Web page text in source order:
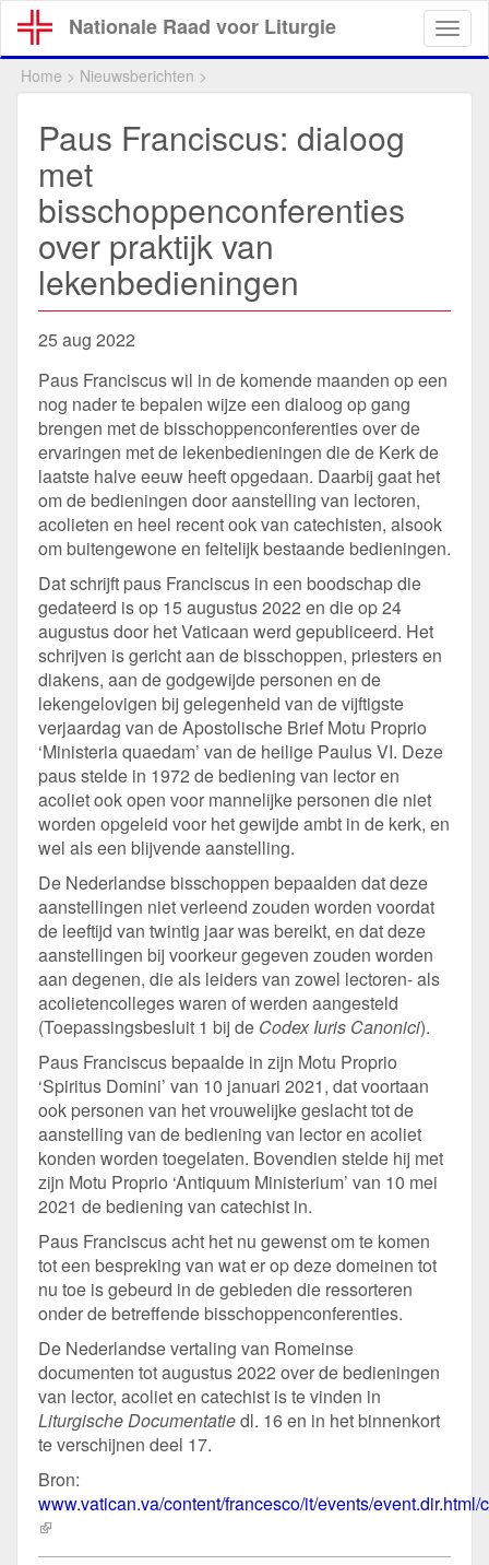
Overslaan
en
naar
Nationale Raad voor Liturgie
Home > Nieuwsberichten >
Paus Franciscus: dialoog
met
bisschoppenconferenties
over praktijk van
lekenbedieningen
25 aug 2022
Paus Franciscus wil in de komende maanden op een
nog nader te bepalen wijze een dialoog op gang
brengen met de bisschoppenconferenties over de
ervaringen met de lekenbedieningen die de Kerk de
laatste halve eeuw heeft opgedaan. Daarbij gaat het
om de bedieningen door aanstelling van lectoren,
acolieten en heel recent ook van catechisten, alsook
om buitengewone en feitelijk bestaande bedieningen.
Dat schrijft paus Franciscus in een boodschap die
gedateerd is op 15 augustus 2022 en die op 24
augustus door het Vaticaan werd gepubliceerd. Het
schrijven is gericht aan de bisschoppen, priesters en
diakens, aan de godgewijde personen en de
lekengelovigen bij gelegenheid van de vijftigste
verjaardag van de Apostolische Brief Motu Proprio
‘Ministeria quaedam’ van de heilige Paulus VI. Deze
paus stelde in 1972 de bediening van lector en
acoliet ook open voor mannelijke personen die niet
worden opgeleid voor het gewijde ambt in de kerk, en
wel als een blijvende aanstelling.
De Nederlandse bisschoppen bepaalden dat deze
aanstellingen niet verleend zouden worden voordat
de leeftijd van twintig jaar was bereikt, en dat deze
aanstellingen bij voorkeur gegeven zouden worden
aan degenen, die als leiders van zowel lectoren- als
acolietencolleges waren of werden aangesteld
(Toepassingsbesluit 1 bij de Codex Iuris Canonici).
Paus Franciscus bepaalde in zijn Motu Proprio
‘Spiritus Domini’ van 10 januari 2021, dat voortaan
ook personen van het vrouwelijke geslacht tot de
aanstelling van de bediening van lector en acoliet
konden worden toegelaten. Bovendien stelde hij met
zijn Motu Proprio ‘Antiquum Ministerium’ van 10 mei
2021 de bediening van catechist in.
Paus Franciscus acht het nu gewenst om te komen
tot een bespreking van wat er op deze domeinen tot
nu toe is gebeurd in de gebieden die ressorteren
onder de betreffende bisschoppenconferenties.
De Nederlandse vertaling van Romeinse
documenten tot augustus 2022 over de bedieningen
van lector, acoliet en catechist is te vinden in
Liturgische Documentatiedl. 16 en in het binnenkort
te verschijnen deel 17.
Bron:
www.vatican.va/content/francesco/it/events/event.dir.html/
(externe
link)